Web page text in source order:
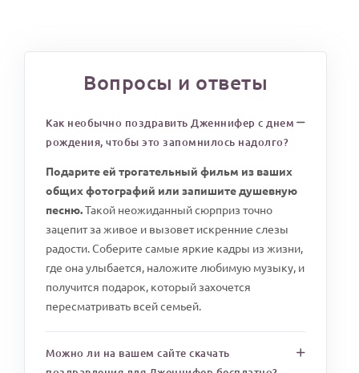
Вопросы и ответы
Как необычно поздравить Дженнифер с днем
рождения, чтобы это запомнилось надолго?
Подарите ей трогательный фильм из ваших
общих фотографий или запишите душевную
песню.Такой неожиданный сюрприз точно
зацепит за живое и вызовет искренние слезы
радости. Соберите самые яркие кадры из жизни,
где она улыбается, наложите любимую музыку, и
получится подарок, который захочется
пересматривать всей семьей.
Можно ли на вашем сайте скачать